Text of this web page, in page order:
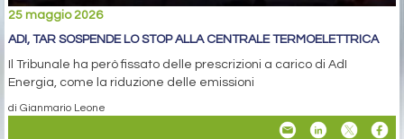
25 maggio 2026
ADI, TAR SOSPENDE LO STOP ALLA CENTRALE TERMOELETTRICA
Il Tribunale ha però fissato delle prescrizioni a carico di AdI
Energia, come la riduzione delle emissioni
di Gianmario Leone